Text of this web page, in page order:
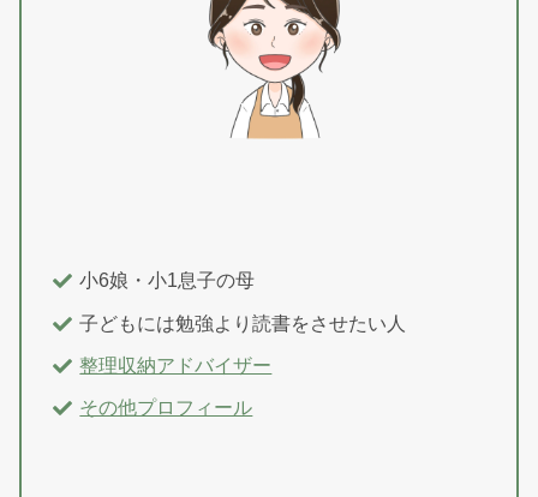
小6娘・小1息子の母
子どもには勉強より読書をさせたい人
整理収納アドバイザー
その他プロフィール